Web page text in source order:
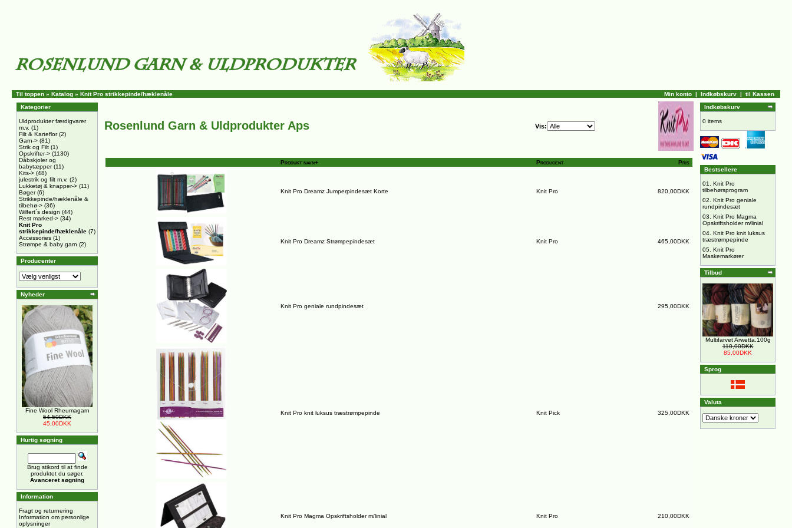
Til toppen » Katalog » Knit Pro strikkepinde/hæklenåle Min konto | Indkøbskurv | til Kassen
Kategorier
Uldprodukter færdigvarer
m.v. (1)
Filt & Karteflor(2)
Garn-> (81)
Strik og Filt (1)
Opskrifter-> (1130)
Dåbskjoler og
babytæpper(11)
Kits-> (48)
julestrik og filt m.v. (2)
Lukketøj & knapper-> (11)
Bøger(6)
Strikkepinde/hæklenåle &
tilbehø-> (36)
Wilfert´s design (44)
Rest marked-> (34)
Knit Pro
strikkepinde/hæklenåle (7)
Accessories (1)
Strømpe & baby garn (2)
Producenter
Nyheder
Fine Wool Rheumagarn
54,50DKK
45,00DKK
Hurtig søgning
Brug stikord til at finde
produktet du søger.
Avanceret søgning
Information
Fragt og returnering
Information om personlige
oplysninger
Rosenlund Garn & Uldprodukter Aps Vis:
Produkt navn+ Producent Pris
Knit Pro Dreamz Jumperpindesæt Korte Knit Pro 820,00DKK
Knit Pro Dreamz Strømpepindesæt Knit Pro 465,00DKK
Knit Pro geniale rundpindesæt 295,00DKK
Knit Pro knit luksus træstrømpepinde Knit Pick 325,00DKK
Knit Pro Magma Opskriftsholder m/linial Knit Pro 210,00DKK
Indkøbskurv
0 items
Bestsellere
01. Knit Pro
tilbehørsprogram
02. Knit Pro geniale
rundpindesæt
03. Knit Pro Magma
Opskriftsholder m/linial
04. Knit Pro knit luksus
træstrømpepinde
05. Knit Pro
Maskemarkører
Tilbud
Multifarvet Arwetta.100g
110,00DKK
85,00DKK
Sprog
Valuta